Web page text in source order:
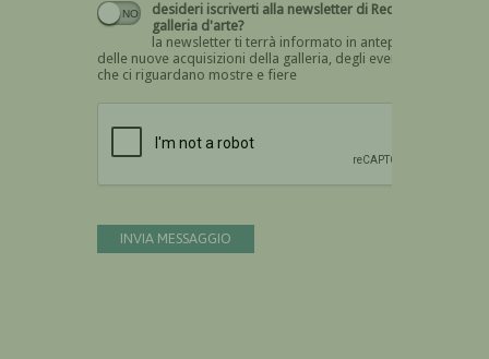
desideri iscriverti alla newsletter di Recta
galleria d'arte?
la newsletter ti terrà informato in anteprima
delle nuove acquisizioni della galleria, degli eventi
che ci riguardano mostre e fiere
INVIA MESSAGGIO